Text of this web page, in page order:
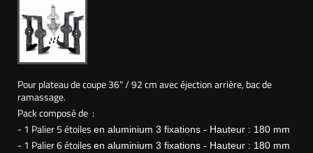
Pour plateau de coupe 36" / 92 cm avec éjection arrière, bac de
ramassage.
Pack composé de :
- 1 Palier 5 étoiles en aluminium 3 fixations - Hauteur : 180 mm
- 1 Palier 6 étoiles en aluminium 3 fixations - Hauteur : 180 mm